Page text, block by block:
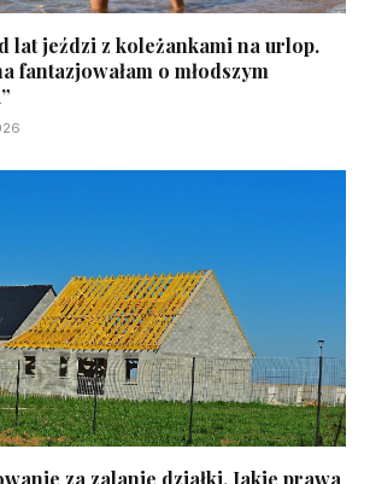
lat jeździ z koleżankami na urlop.
fantazjowałam o młodszym
za zalanie działki. Jakie prawa